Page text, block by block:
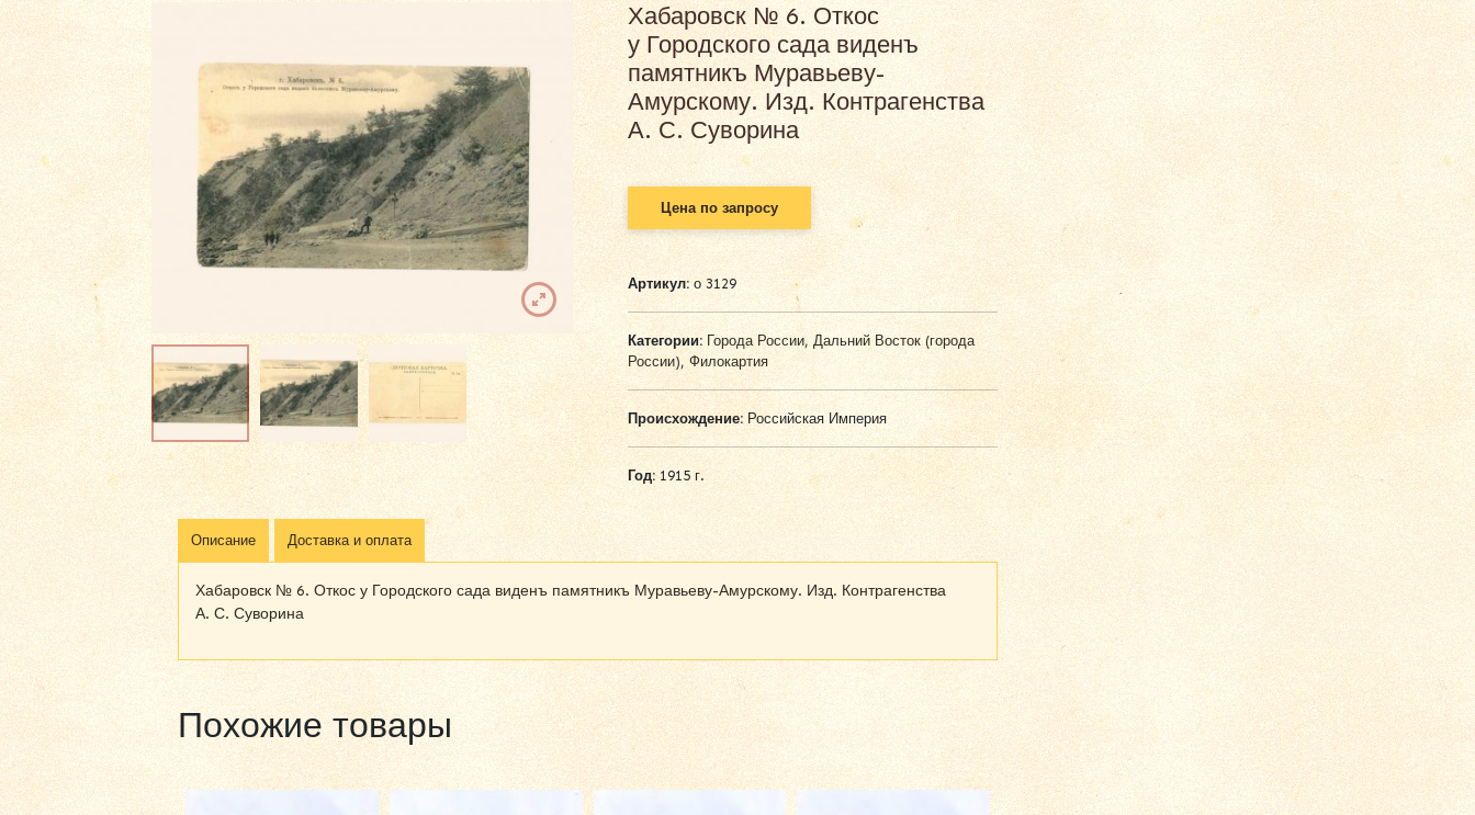
Хабаровск № 6. Откос
у Городского сада виденъ
памятникъ Муравьеву-
Амурскому. Изд. Контрагенства
А. С. Суворина
Цена по запросу
Артикул: о 3129
Категории: Города России,Дальний Восток (города
России), Филокартия
Происхождение:Российская Империя
Год:1915 г.
Описание Доставка и оплата
Хабаровск № 6. Откос у Городского сада виденъ памятникъ Муравьеву-Амурскому. Изд. Контрагенства
А. С. Суворина
Похожие товары